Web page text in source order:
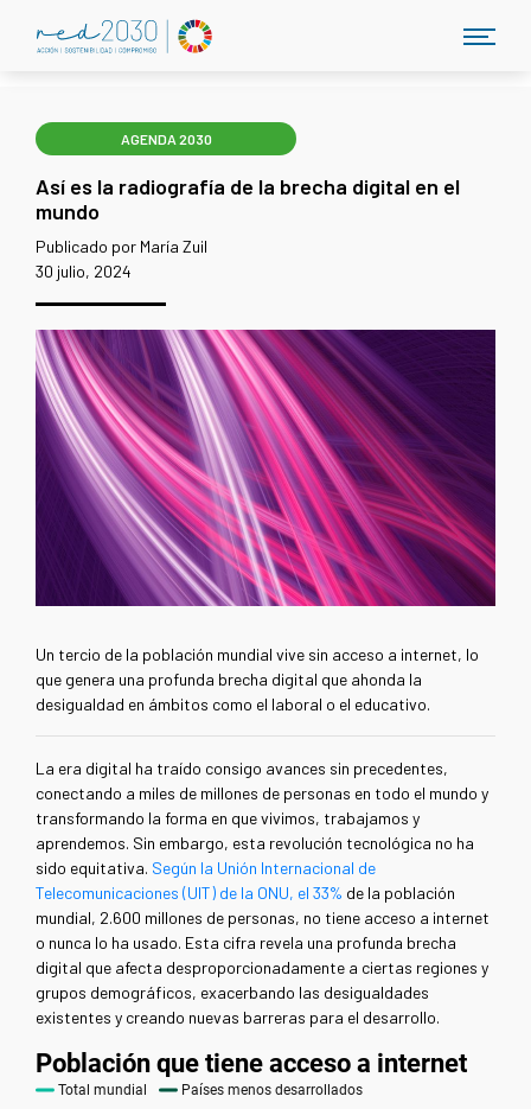
AGENDA 2030
Así es la radiografía de la brecha digital en el
mundo
Publicado por María Zuil
30 julio, 2024
Un tercio de la población mundial vive sin acceso a internet, lo
que genera una profunda brecha digital que ahonda la
desigualdad en ámbitos como el laboral o el educativo.
La era digital ha traído consigo avances sin precedentes,
conectando a miles de millones de personas en todo el mundo y
transformando la forma en que vivimos, trabajamos y
aprendemos. Sin embargo, esta revolución tecnológica no ha
sido equitativa. Según la Unión Internacional de
Telecomunicaciones (UIT) de la ONU, el 33% de la población
mundial, 2.600 millones de personas, no tiene acceso a internet
o nunca lo ha usado. Esta cifra revela una profunda brecha
digital que afecta desproporcionadamente a ciertas regiones y
grupos demográficos, exacerbando las desigualdades
existentes y creando nuevas barreras para el desarrollo.